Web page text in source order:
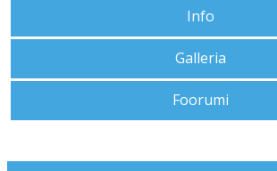
Info
Galleria
Foorumi